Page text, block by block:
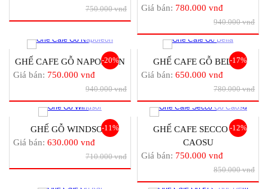
750.000 vnđ
Giá bán: 780.000 vnđ
940.000 vnđ
-20%
GHẾ CAFE GỖ NAPOLEON
Giá bán: 750.000 vnđ
940.000 vnđ
-17%
GHẾ CAFE GỖ BELLA
Giá bán: 650.000 vnđ
780.000 vnđ
-11%
GHẾ GỖ WINDSOR
Giá bán: 630.000 vnđ
710.000 vnđ
-12%
GHẾ CAFE SECCO GỖ
CAOSU
Giá bán: 750.000 vnđ
850.000 vnđ